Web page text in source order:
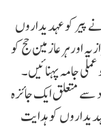
پیر کو عہدیداروں
اور ہر عازمین حج کو
جامہ پہنائیں۔
سے متعلق ایک جائزہ
کو ہدایت